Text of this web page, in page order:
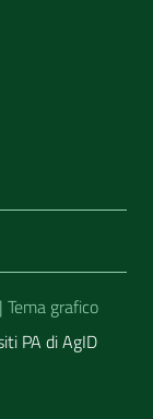
| Tema grafico
PA di AgID